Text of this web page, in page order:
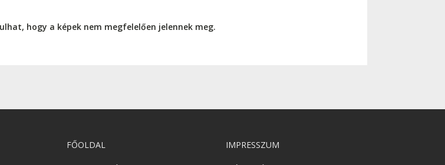
hogy a képek nem megfelelően jelennek meg.
FŐOLDAL IMPRESSZUM